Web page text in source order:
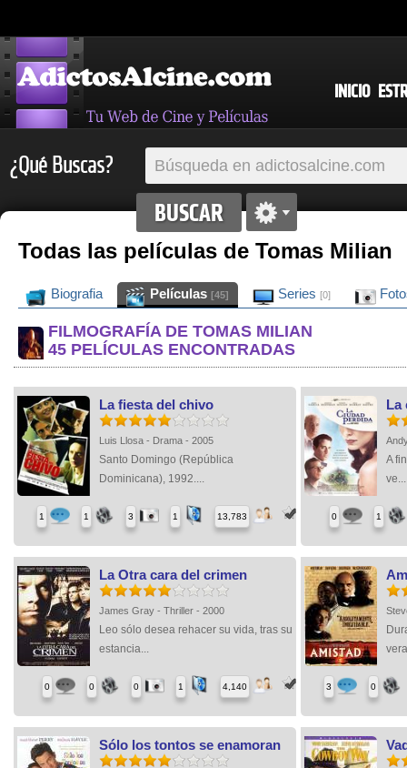
INICIO
¿Qué Buscas?
Todas las películas de Tomas Milian
Biografia Películas [45] Series [0]
FILMOGRAFÍA DE TOMAS MILIAN
45 PELÍCULAS ENCONTRADAS
La fiesta del chivo
Luis Llosa - Drama - 2005
Santo Domingo (República
Dominicana), 1992....
1 1 3 1 13,783
La
A
ve...
0 1
La Otra cara del crimen
James Gray - Thriller - 2000
Leo sólo desea rehacer su vida, tras su
estancia...
0 0 0 1 4,140 3 0
Sólo los tontos se enamoran